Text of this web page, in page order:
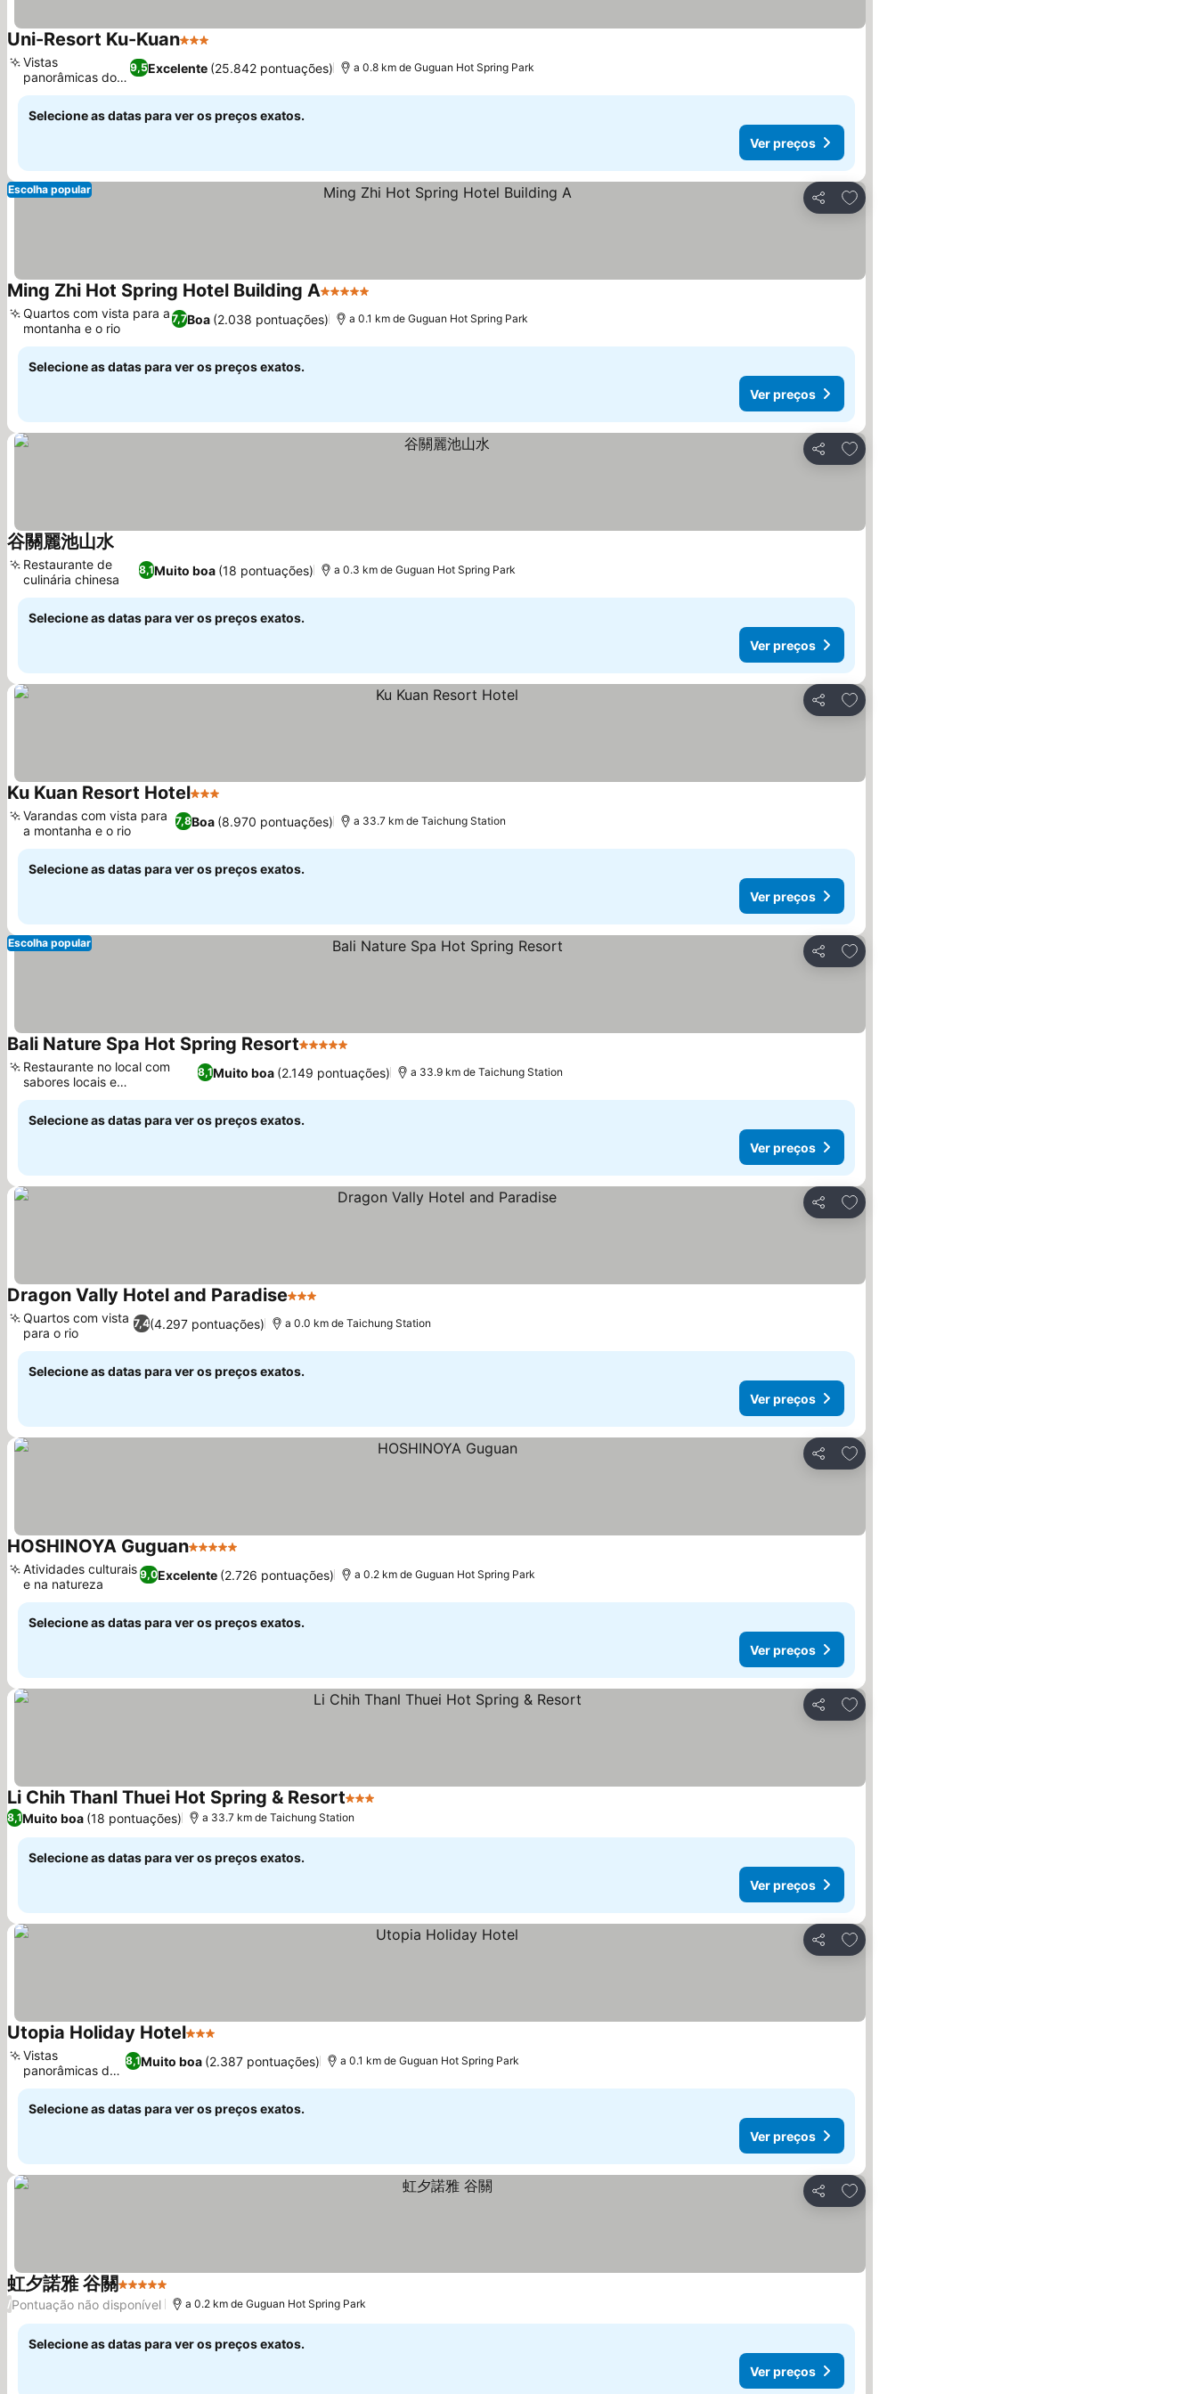
Uni-Resort Ku-Kuan3 Estrelas
9,5Excelente (25.842 pontuações)
Vistas
panorâmicas do
rio Dajia
a 0.8 km de Guguan Hot Spring Park
Selecione as datas para ver os preços exatos.
Ver preços
Partilhar
Adicionar aos favoritos
Escolha popular
Ming Zhi Hot Spring Hotel Building A5 Estrelas
7,7Boa (2.038 pontuações)
Quartos com vista para a
montanha e o rio
a 0.1 km de Guguan Hot Spring Park
Selecione as datas para ver os preços exatos.
Ver preços
Partilhar
Adicionar aos favoritos
谷關麗池山水Ver preços
8,1Muito boa (18 pontuações)
Restaurante de
culinária chinesa
a 0.3 km de Guguan Hot Spring Park
Selecione as datas para ver os preços exatos.
Ver preços
Partilhar
Adicionar aos favoritos
Ku Kuan Resort Hotel3 Estrelas
7,8Boa (8.970 pontuações)
Varandas com vista para
a montanha e o rio
a 33.7 km de Taichung Station
Selecione as datas para ver os preços exatos.
Ver preços
Partilhar
Adicionar aos favoritos
Escolha popular
Bali Nature Spa Hot Spring Resort5 Estrelas
8,1Muito boa (2.149 pontuações)
Restaurante no local com
sabores locais e
internacionais
a 33.9 km de Taichung Station
Selecione as datas para ver os preços exatos.
Ver preços
Partilhar
Adicionar aos favoritos
Dragon Vally Hotel and Paradise3 Estrelas
7,4(4.297 pontuações)
Quartos com vista
para o rio
a 0.0 km de Taichung Station
Selecione as datas para ver os preços exatos.
Ver preços
Partilhar
Adicionar aos favoritos
HOSHINOYA Guguan5 Estrelas
9,0Excelente (2.726 pontuações)
Atividades culturais
e na natureza
a 0.2 km de Guguan Hot Spring Park
Selecione as datas para ver os preços exatos.
Ver preços
Partilhar
Adicionar aos favoritos
Li Chih Thanl Thuei Hot Spring & Resort3 Estrelas
8,1Muito boa (18 pontuações) a 33.7 km de Taichung Station
Selecione as datas para ver os preços exatos.
Ver preços
Partilhar
Adicionar aos favoritos
Utopia Holiday Hotel3 Estrelas
8,1Muito boa (2.387 pontuações)
Vistas
panorâmicas do
jardim
a 0.1 km de Guguan Hot Spring Park
Selecione as datas para ver os preços exatos.
Ver preços
Partilhar
Adicionar aos favoritos
虹夕諾雅 谷關5 EstrelasVer preços
/Pontuação não disponível a 0.2 km de Guguan Hot Spring Park
Selecione as datas para ver os preços exatos.
Ver preços